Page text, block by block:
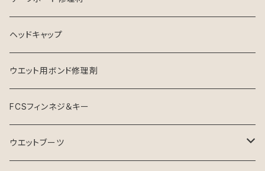
ヘッドキャップ
ウエット用ボンド修理剤
FCSフィンネジ＆キー
ウエットブーツ